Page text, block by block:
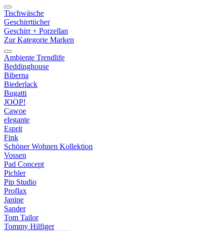
Tischwäsche
Geschirrtücher
Geschirr + Porzellan
Zur Kategorie Marken
Ambiente Trendlife
Beddinghouse
Biberna
Biederlack
Bugatti
JOOP!
Cawoe
elegante
Esprit
Fink
Schöner Wohnen Kollektion
Vossen
Pad Concept
Pichler
Pip Studio
Proflax
Janine
Sander
Tom Tailor
Tommy Hilfiger